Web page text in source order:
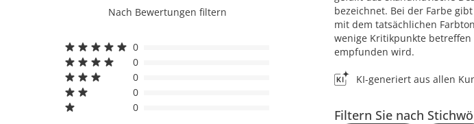
Nach Bewertungen filtern
0
0
0
0
0
bezeichnet. Bei der Farbe
mit dem tatsächlichen
wenige Kritikpunkte
empfunden wird.
KI-generiert aus allen
Filtern Sie nach